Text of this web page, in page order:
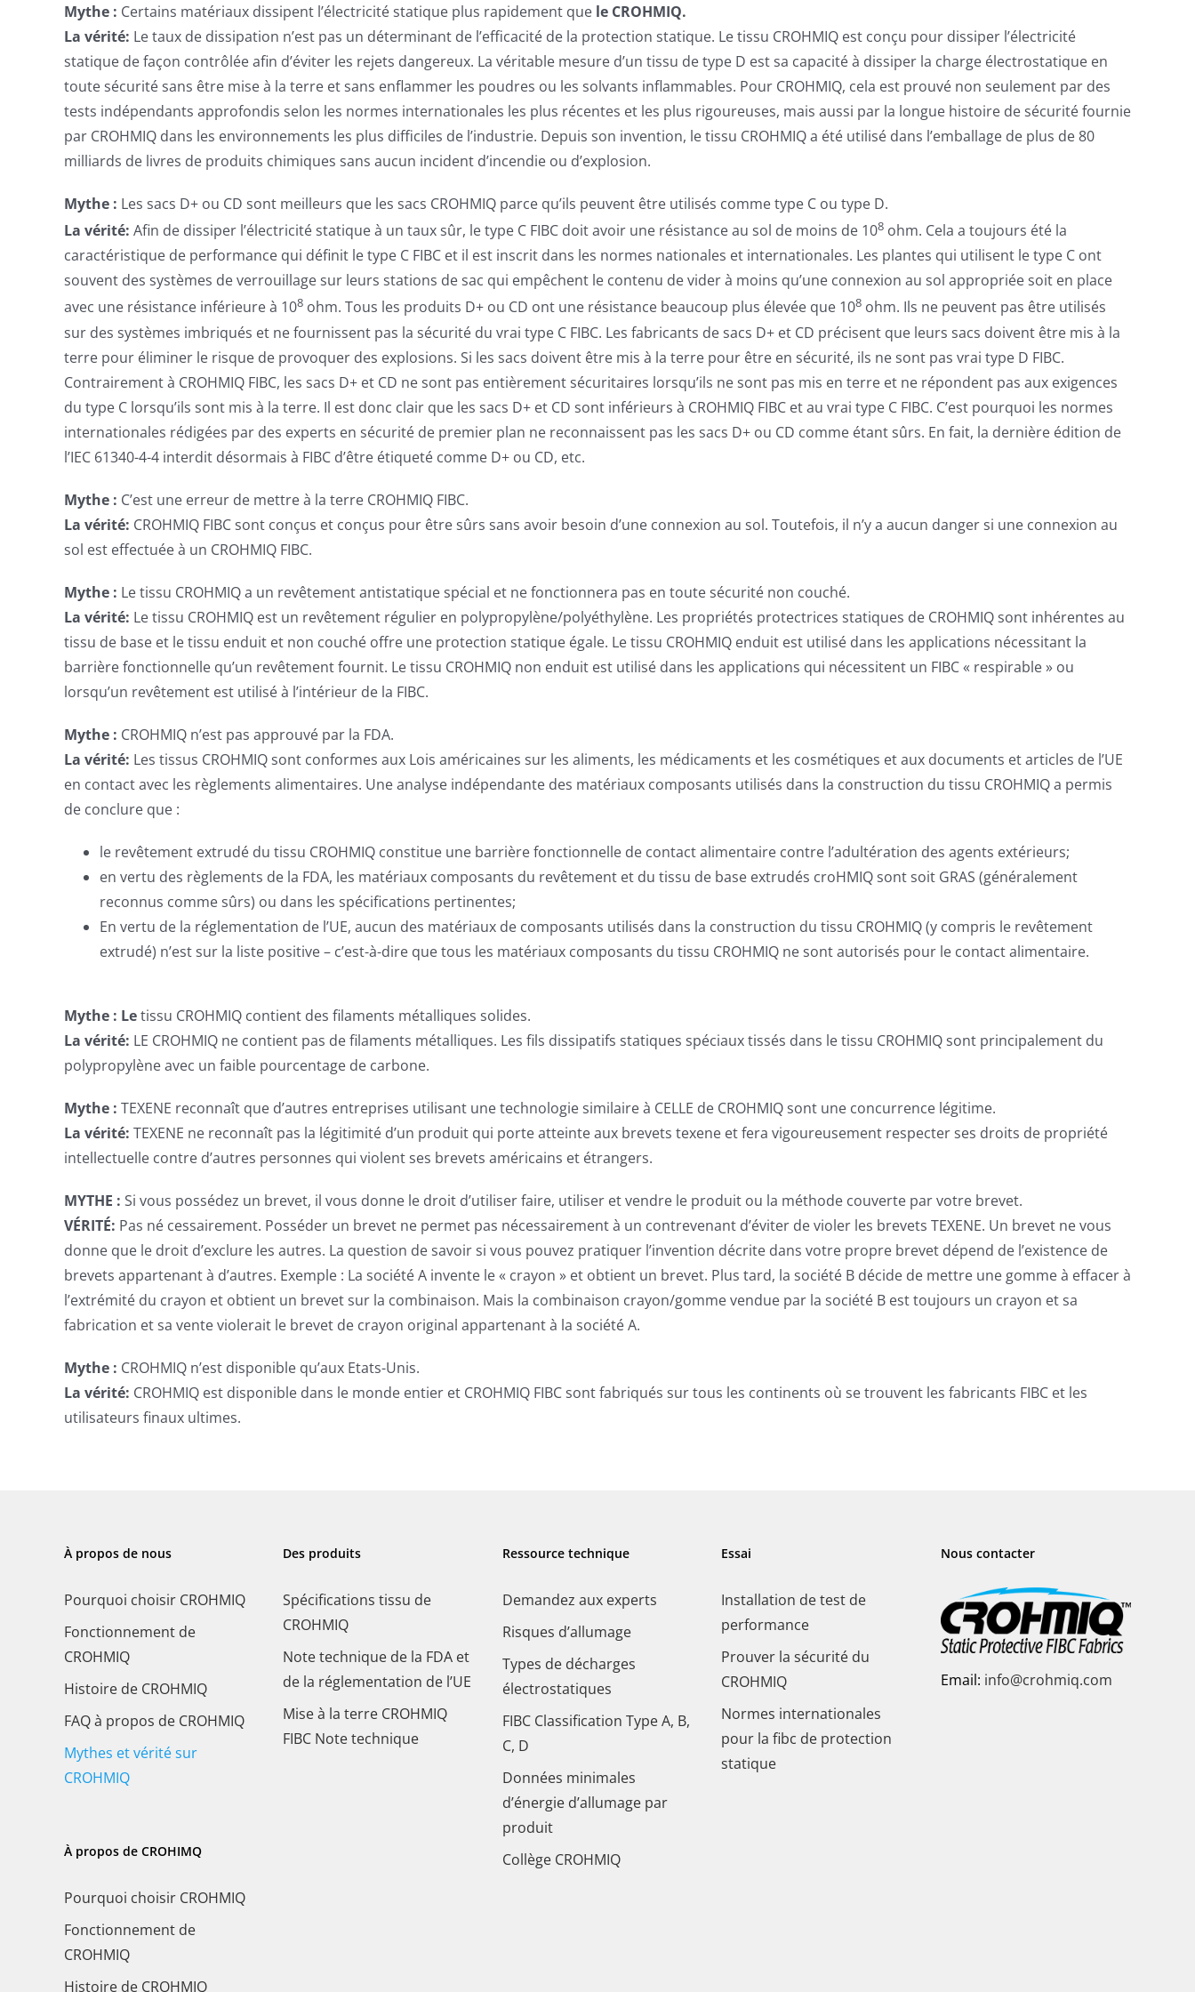
Mythe : Certains matériaux dissipent l’électricité statique plus rapidement que le CROHMIQ.
La vérité: Le taux de dissipation n’est pas un déterminant de l’efficacité de la protection statique. Le tissu CROHMIQ est conçu pour dissiper l’électricité
statique de façon contrôlée afin d’éviter les rejets dangereux. La véritable mesure d’un tissu de type D est sa capacité à dissiper la charge électrostatique en
toute sécurité sans être mise à la terre et sans enflammer les poudres ou les solvants inflammables. Pour CROHMIQ, cela est prouvé non seulement par des
tests indépendants approfondis selon les normes internationales les plus récentes et les plus rigoureuses, mais aussi par la longue histoire de sécurité fournie
par CROHMIQ dans les environnements les plus difficiles de l’industrie. Depuis son invention, le tissu CROHMIQ a été utilisé dans l’emballage de plus de 80
milliards de livres de produits chimiques sans aucun incident d’incendie ou d’explosion.
Mythe : Les sacs D+ ou CD sont meilleurs que les sacs CROHMIQ parce qu’ils peuvent être utilisés comme type C ou type D.
La vérité: Afin de dissiper l’électricité statique à un taux sûr, le type C FIBC doit avoir une résistance au sol de moins de 108 ohm. Cela a toujours été la
caractéristique de performance qui définit le type C FIBC et il est inscrit dans les normes nationales et internationales. Les plantes qui utilisent le type C ont
souvent des systèmes de verrouillage sur leurs stations de sac qui empêchent le contenu de vider à moins qu’une connexion au sol appropriée soit en place
avec une résistance inférieure à 108 ohm. Tous les produits D+ ou CD ont une résistance beaucoup plus élevée que 108 ohm. Ils ne peuvent pas être utilisés
sur des systèmes imbriqués et ne fournissent pas la sécurité du vrai type C FIBC. Les fabricants de sacs D+ et CD précisent que leurs sacs doivent être mis à la
terre pour éliminer le risque de provoquer des explosions. Si les sacs doivent être mis à la terre pour être en sécurité, ils ne sont pas vrai type D FIBC.
Contrairement à CROHMIQ FIBC, les sacs D+ et CD ne sont pas entièrement sécuritaires lorsqu’ils ne sont pas mis en terre et ne répondent pas aux exigences
du type C lorsqu’ils sont mis à la terre. Il est donc clair que les sacs D+ et CD sont inférieurs à CROHMIQ FIBC et au vrai type C FIBC. C’est pourquoi les normes
internationales rédigées par des experts en sécurité de premier plan ne reconnaissent pas les sacs D+ ou CD comme étant sûrs. En fait, la dernière édition de
l’IEC 61340-4-4 interdit désormais à FIBC d’être étiqueté comme D+ ou CD, etc.
Mythe : C’est une erreur de mettre à la terre CROHMIQ FIBC.
La vérité: CROHMIQ FIBC sont conçus et conçus pour être sûrs sans avoir besoin d’une connexion au sol. Toutefois, il n’y a aucun danger si une connexion au
sol est effectuée à un CROHMIQ FIBC.
Mythe : Le tissu CROHMIQ a un revêtement antistatique spécial et ne fonctionnera pas en toute sécurité non couché.
La vérité: Le tissu CROHMIQ est un revêtement régulier en polypropylène/polyéthylène. Les propriétés protectrices statiques de CROHMIQ sont inhérentes au
tissu de base et le tissu enduit et non couché offre une protection statique égale. Le tissu CROHMIQ enduit est utilisé dans les applications nécessitant la
barrière fonctionnelle qu’un revêtement fournit. Le tissu CROHMIQ non enduit est utilisé dans les applications qui nécessitent un FIBC « respirable » ou
lorsqu’un revêtement est utilisé à l’intérieur de la FIBC.
Mythe : CROHMIQ n’est pas approuvé par la FDA.
La vérité: Les tissus CROHMIQ sont conformes aux Lois américaines sur les aliments, les médicaments et les cosmétiques et aux documents et articles de l’UE
en contact avec les règlements alimentaires. Une analyse indépendante des matériaux composants utilisés dans la construction du tissu CROHMIQ a permis
de conclure que :
le revêtement extrudé du tissu CROHMIQ constitue une barrière fonctionnelle de contact alimentaire contre l’adultération des agents extérieurs;
en vertu des règlements de la FDA, les matériaux composants du revêtement et du tissu de base extrudés croHMIQ sont soit GRAS (généralement
reconnus comme sûrs) ou dans les spécifications pertinentes;
En vertu de la réglementation de l’UE, aucun des matériaux de composants utilisés dans la construction du tissu CROHMIQ (y compris le revêtement
extrudé) n’est sur la liste positive – c’est-à-dire que tous les matériaux composants du tissu CROHMIQ ne sont autorisés pour le contact alimentaire.
Mythe : Letissu CROHMIQ contient des filaments métalliques solides.
La vérité: LE CROHMIQ ne contient pas de filaments métalliques. Les fils dissipatifs statiques spéciaux tissés dans le tissu CROHMIQ sont principalement du
polypropylène avec un faible pourcentage de carbone.
Mythe : TEXENE reconnaît que d’autres entreprises utilisant une technologie similaire à CELLE de CROHMIQ sont une concurrence légitime.
La vérité: TEXENE ne reconnaît pas la légitimité d’un produit qui porte atteinte aux brevets texene et fera vigoureusement respecter ses droits de propriété
intellectuelle contre d’autres personnes qui violent ses brevets américains et étrangers.
MYTHE : Si vous possédez un brevet, il vous donne le droit d’utiliser faire, utiliser et vendre le produit ou la méthode couverte par votre brevet.
VÉRITÉ: Pas né cessairement. Posséder un brevet ne permet pas nécessairement à un contrevenant d’éviter de violer les brevets TEXENE. Un brevet ne vous
donne que le droit d’exclure les autres. La question de savoir si vous pouvez pratiquer l’invention décrite dans votre propre brevet dépend de l’existence de
brevets appartenant à d’autres. Exemple : La société A invente le « crayon » et obtient un brevet. Plus tard, la société B décide de mettre une gomme à effacer à
l’extrémité du crayon et obtient un brevet sur la combinaison. Mais la combinaison crayon/gomme vendue par la société B est toujours un crayon et sa
fabrication et sa vente violerait le brevet de crayon original appartenant à la société A.
Mythe : CROHMIQ n’est disponible qu’aux Etats-Unis.
La vérité: CROHMIQ est disponible dans le monde entier et CROHMIQ FIBC sont fabriqués sur tous les continents où se trouvent les fabricants FIBC et les
utilisateurs finaux ultimes.
À propos de nous
Pourquoi choisir CROHMIQ
Fonctionnement de
CROHMIQ
Histoire de CROHMIQ
FAQ à propos de CROHMIQ
Mythes et vérité sur
CROHMIQ
À propos de CROHIMQ
Pourquoi choisir CROHMIQ
Fonctionnement de
CROHMIQ
Histoire de CROHMIQ
Des produits
Spécifications tissu de
CROHMIQ
Note technique de la FDA et
de la réglementation de l’UE
Mise à la terre CROHMIQ
FIBC Note technique
Ressource technique
Demandez aux experts
Risques d’allumage
Types de décharges
électrostatiques
FIBC Classification Type A, B,
C, D
Données minimales
d’énergie d’allumage par
produit
Collège CROHMIQ
Essai
Installation de test de
performance
Prouver la sécurité du
CROHMIQ
Normes internationales
pour la fibc de protection
statique
Nous contacter
Email: info@crohmiq.com